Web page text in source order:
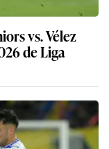
vs. Vélez
de Liga